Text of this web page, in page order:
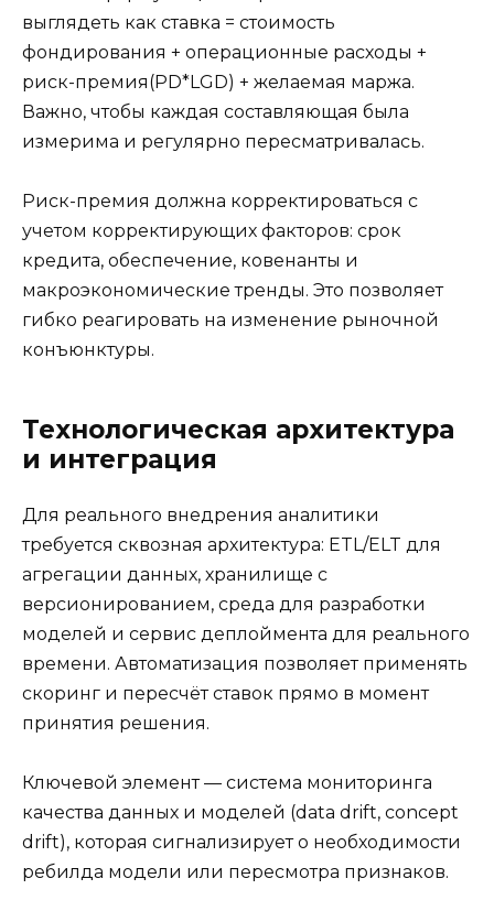
выглядеть как ставка = стоимость
фондирования + операционные расходы +
риск-премия(PD*LGD) + желаемая маржа.
Важно, чтобы каждая составляющая была
измерима и регулярно пересматривалась.
Риск-премия должна корректироваться с
учетом корректирующих факторов: срок
кредита, обеспечение, ковенанты и
макроэкономические тренды. Это позволяет
гибко реагировать на изменение рыночной
конъюнктуры.
Технологическая архитектура
и интеграция
Для реального внедрения аналитики
требуется сквозная архитектура: ETL/ELT для
агрегации данных, хранилище с
версионированием, среда для разработки
моделей и сервис деплоймента для реального
времени. Автоматизация позволяет применять
скоринг и пересчёт ставок прямо в момент
принятия решения.
Ключевой элемент — система мониторинга
качества данных и моделей (data drift, concept
drift), которая сигнализирует о необходимости
ребилда модели или пересмотра признаков.